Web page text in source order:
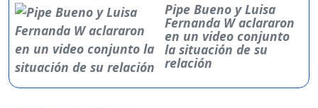
Pipe Bueno y Luisa
Fernanda W aclararon
en un video conjunto
la situación de su
relación